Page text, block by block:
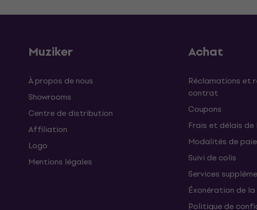
Muziker
À propos de nous
Showrooms
Centre de distribution
Affiliation
Logo
Mentions légales
Achat
Réclamations et
contrat
Coupons
Frais et délais de
Modalités de
Suivi de colis
Services
Éxonération de la
Politique de